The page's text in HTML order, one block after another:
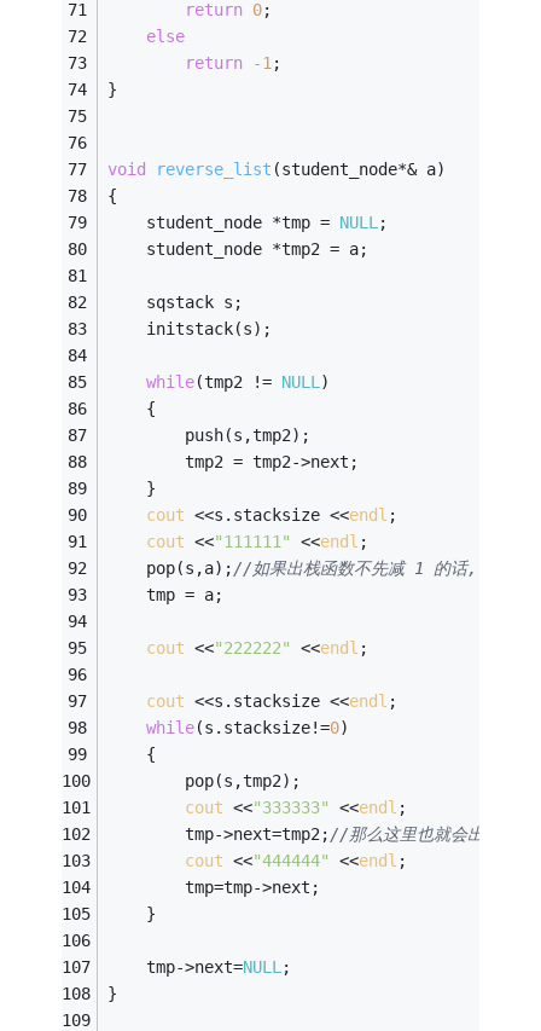
return 0;
else
return
-1;
}
void reverse_list (student_node*& a)
{
    student_node *tmp =
NULL;
    student_node *tmp2 = a;
    sqstack s;
    initstack(s);
while(tmp2 != NULL)
    {
        push(s,tmp2);
        tmp2 = tmp2->next;
    }
cout <<s.stacksize <<endl ;
cout <<"111111" <<endl ;
    pop(s,a);
//如果出栈函数不先减 1 的话, 第一次
    tmp = a;
cout <<"222222" <<endl ;
cout <<s.stacksize <<endl ;
while(s.stacksize!=0)
    {
        pop(s,tmp2);
cout <<"333333" <<endl ;
        tmp->next=tmp2;
//那么这里也就会出错了
cout <<"444444" <<endl ;
        tmp=tmp->next;
    }
    tmp->next=
NULL;
}